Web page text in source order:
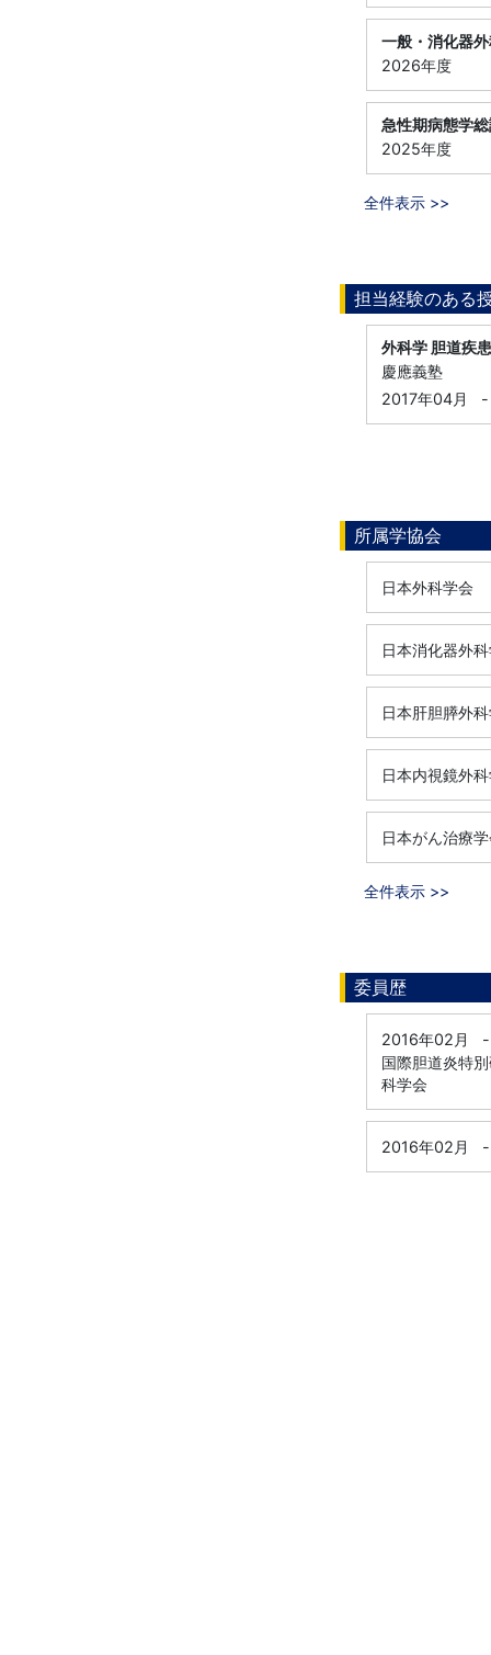
一般・消化器
2026年度
急性期病態学
2025年度
全件表示 >>
担当経験のある
外科学 胆道疾
慶應義塾
2017年04月
-
所属学協会
日本外科学会
日本消化器外
日本肝胆膵外
日本内視鏡外
日本がん治療
全件表示 >>
委員歴
2016年02月
-
国際胆道炎特
科学会
2016年02月 -